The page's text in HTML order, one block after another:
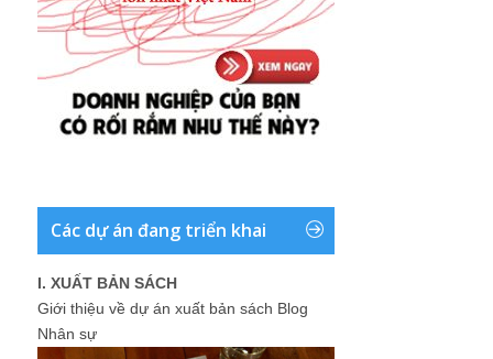
Các dự án đang triển khai
I. XUẤT BẢN SÁCH
Giới thiệu về dự án xuất bản sách Blog
Nhân sự